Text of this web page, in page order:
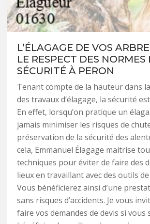
L’ÉLAGAGE DE VOS
LE RESPECT DES NORMES
SÉCURITÉ À PERON
Tenant compte de la hauteur dans
des travaux d’élagage, la sécurité
En effet, lorsqu’on pratique un
jamais minimiser les risques de
préservation de la sécurité des
cela, Emmanuel Élagage maitrise
techniques pour éviter de faire des
lieux en travaillant avec des outils
Vous bénéficierez ainsi d’une
sans risques d’accidents. Je vous
faire vos demandes de devis si vous